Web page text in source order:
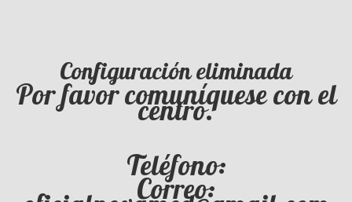
Configuración eliminada
Por favor comuníquese con el
centro.
Teléfono:
Correo: